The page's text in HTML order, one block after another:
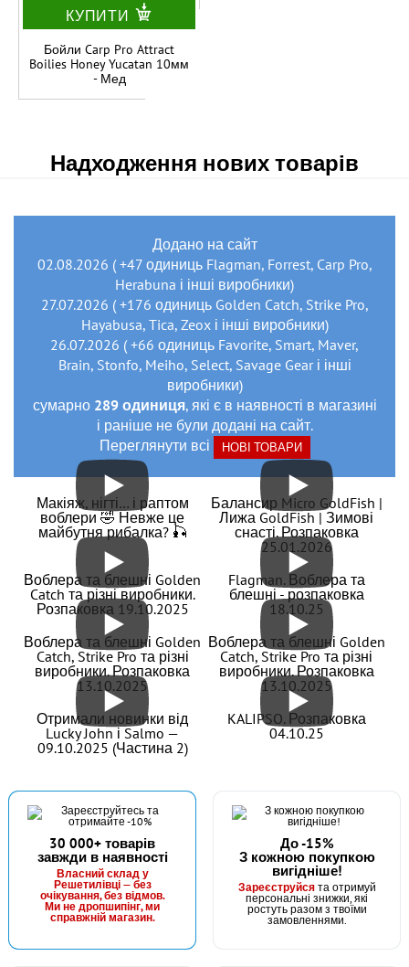
КУПИТИ
Бойли Carp Pro Attract
Boilies Honey Yucatan 10мм
- Мед
Надходження нових товарів
Додано на сайт
02.08.2026 ( +47 одиниць Flagman, Forrest, Carp Pro,
Herabuna і інші виробники)
27.07.2026 ( +176 одиниць Golden Catch, Strike Pro,
Hayabusa, Tica, Zeox і інші виробники)
26.07.2026 ( +66 одиниць Favorite, Smart, Maver,
Brain, Stonfo, Meiho, Select, Savage Gear і інші
виробники)
сумарно 289 одиниця, які є в наявності в магазині
і раніше не були додані на сайт.
Переглянути всі
НОВІ ТОВАРИ
Макіяж, нігті… і раптом
воблери 🤣 Невже це
майбутня рибалка? 🎣
Балансир Micro GoldFish |
Лижа GoldFish | Зимові
снасті. Розпаковка
25.01.2026
Воблера та блешні Golden
Catch та різні виробники.
Розпаковка 19.10.2025
Flagman. Воблера та
блешні - розпаковка
18.10.25
Воблера та блешні Golden
Catch, Strike Pro та різні
виробники. Розпаковка
13.10.2025
Воблера та блешні Golden
Catch, Strike Pro та різні
виробники. Розпаковка
13.10.2025
Отримали новинки від
Lucky John і Salmo —
09.10.2025 (Частина 2)
KALIPSO. Розпаковка
04.10.25
30 000+ товарів
завжди в наявності
Власний склад у
Решетилівці — без
очікування, без відмов.
Ми не дропшипінг, ми
справжній магазин.
До -15%
З кожною покупкою
вигідніше!
Зареєструйсята отримуй
персональні знижки, які
ростуть разом з твоїми
замовленнями.